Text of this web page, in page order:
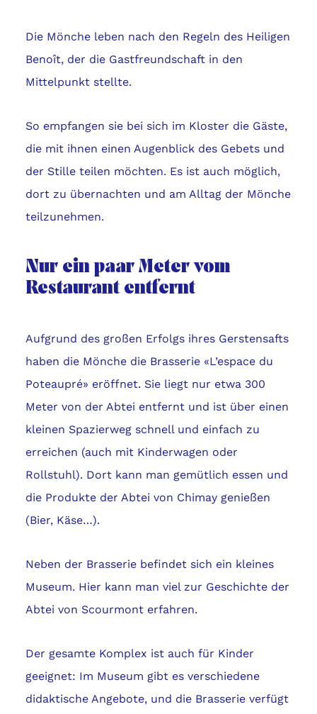
Die Mönche leben nach den Regeln des Heiligen
Benoît, der die Gastfreundschaft in den
Mittelpunkt stellte.
So empfangen sie bei sich im Kloster die Gäste,
die mit ihnen einen Augenblick des Gebets und
der Stille teilen möchten. Es ist auch möglich,
dort zu übernachten und am Alltag der Mönche
teilzunehmen.
Nur ein paar Meter vom
Restaurant entfernt
Aufgrund des großen Erfolgs ihres Gerstensafts
haben die Mönche die Brasserie «L’espace du
Poteaupré» eröffnet. Sie liegt nur etwa 300
Meter von der Abtei entfernt und ist über einen
kleinen Spazierweg schnell und einfach zu
erreichen (auch mit Kinderwagen oder
Rollstuhl). Dort kann man gemütlich essen und
die Produkte der Abtei von Chimay genießen
(Bier, Käse…).
Neben der Brasserie befindet sich ein kleines
Museum. Hier kann man viel zur Geschichte der
Abtei von Scourmont erfahren.
Der gesamte Komplex ist auch für Kinder
geeignet: Im Museum gibt es verschiedene
didaktische Angebote, und die Brasserie verfügt